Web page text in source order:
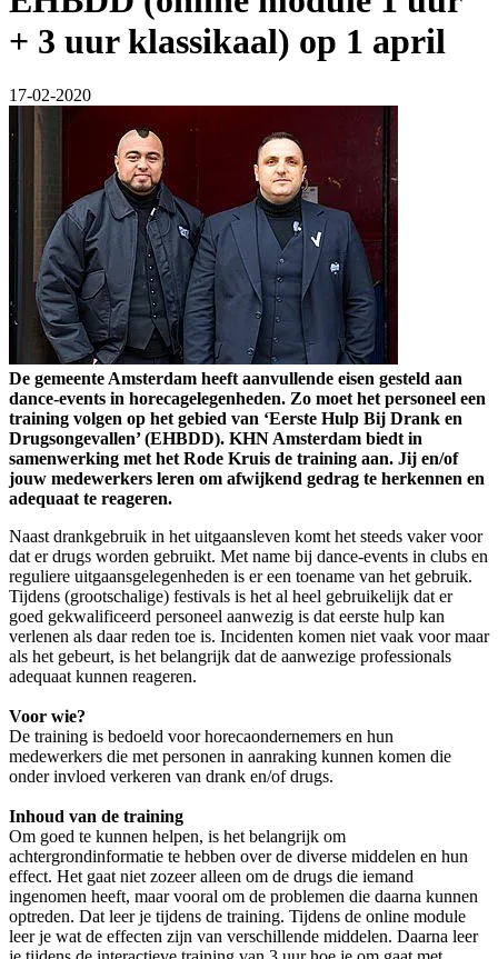
+ 3 uur klassikaal) op 1 april
17-02-2020
De gemeente Amsterdam heeft aanvullende eisen gesteld aan
dance-events in horecagelegenheden. Zo moet het personeel een
training volgen op het gebied van ‘Eerste Hulp Bij Drank en
Drugsongevallen’ (EHBDD). KHN Amsterdam biedt in
samenwerking met het Rode Kruis de training aan. Jij en/of
jouw medewerkers leren om afwijkend gedrag te herkennen en
adequaat te reageren.
Naast drankgebruik in het uitgaansleven komt het steeds vaker voor
dat er drugs worden gebruikt. Met name bij dance-events in clubs en
reguliere uitgaansgelegenheden is er een toename van het gebruik.
Tijdens (grootschalige) festivals is het al heel gebruikelijk dat er
goed gekwalificeerd personeel aanwezig is dat eerste hulp kan
verlenen als daar reden toe is. Incidenten komen niet vaak voor maar
als het gebeurt, is het belangrijk dat de aanwezige professionals
adequaat kunnen reageren.
Voor wie?
De training is bedoeld voor horecaondernemers en hun
medewerkers die met personen in aanraking kunnen komen die
onder invloed verkeren van drank en/of drugs.
Inhoud van de training
Om goed te kunnen helpen, is het belangrijk om
achtergrondinformatie te hebben over de diverse middelen en hun
effect. Het gaat niet zozeer alleen om de drugs die iemand
ingenomen heeft, maar vooral om de problemen die daarna kunnen
optreden. Dat leer je tijdens de training. Tijdens de online module
leer je wat de effecten zijn van verschillende middelen. Daarna leer